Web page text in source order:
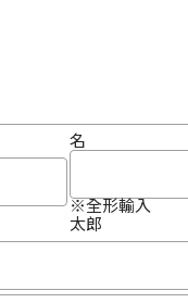
名
※全形輸入
太郎